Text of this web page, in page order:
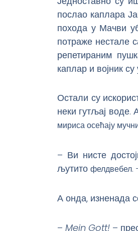
послао каплара
похода у Мачви
потраже нестале
репетираним
каплар и војник
Остали су
неки гутљај воде.
мириса осећају
– Ви нисте
љутито фелдвебел.
А онда, изненада
– Mein Gott! –